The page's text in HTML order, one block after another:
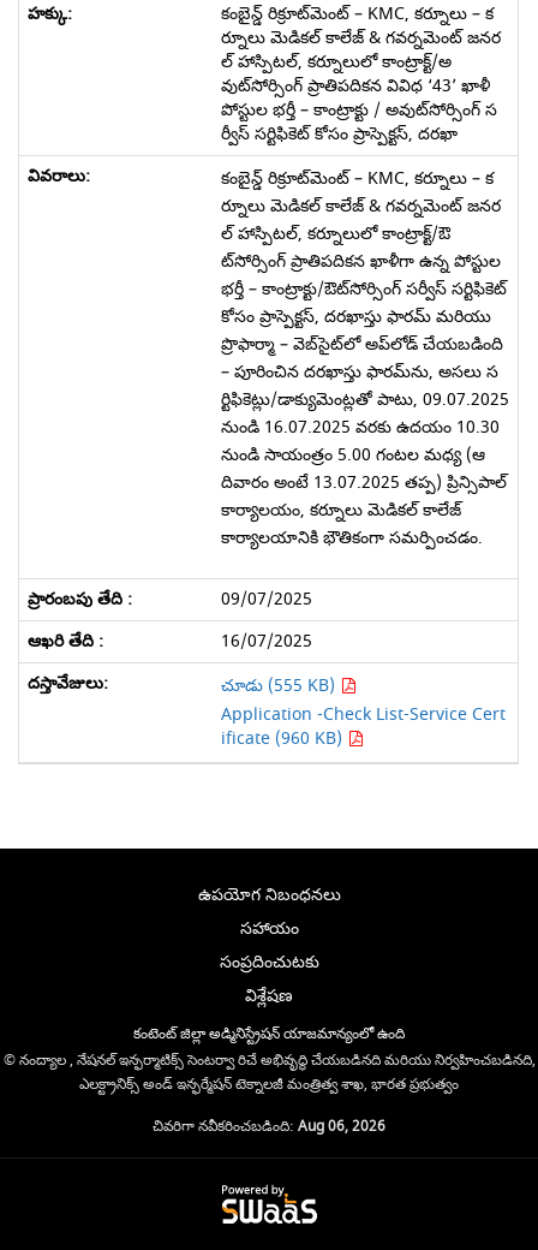
కంబైన్డ్ రిక్రూట్‌మెంట్ – KMC, కర్నూలు – క
ర్నూలు మెడికల్ కాలేజ్ & గవర్నమెంట్ జనర
ల్ హాస్పిటల్, కర్నూలులో కాంట్రాక్ట్/అ
వుట్‌సోర్సింగ్ ప్రాతిపదికన వివిధ ‘43’ ఖాళీ
పోస్టుల భర్తీ – కాంట్రాక్టు / అవుట్‌సోర్సింగ్ స
ర్వీస్ సర్టిఫికెట్ కోసం ప్రాస్పెక్టస్, దరఖా
కంబైన్డ్ రిక్రూట్‌మెంట్ – KMC, కర్నూలు – క
ర్నూలు మెడికల్ కాలేజ్ & గవర్నమెంట్ జనర
ల్ హాస్పిటల్, కర్నూలులో కాంట్రాక్ట్/ఔ
ట్‌సోర్సింగ్ ప్రాతిపదికన ఖాళీగా ఉన్న పోస్టుల
భర్తీ – కాంట్రాక్టు/ఔట్‌సోర్సింగ్ సర్వీస్ సర్టిఫికెట్
కోసం ప్రాస్పెక్టస్, దరఖాస్తు ఫారమ్ మరియు
ప్రొఫార్మా – వెబ్‌సైట్‌లో అప్‌లోడ్ చేయబడింది
– పూరించిన దరఖాస్తు ఫారమ్‌ను, అసలు స
ర్టిఫికెట్లు/డాక్యుమెంట్లతో పాటు, 09.07.2025
నుండి 16.07.2025 వరకు ఉదయం 10.30
నుండి సాయంత్రం 5.00 గంటల మధ్య (ఆ
దివారం అంటే 13.07.2025 తప్ప) ప్రిన్సిపాల్
కార్యాలయం, కర్నూలు మెడికల్ కాలేజ్
కార్యాలయానికి భౌతికంగా సమర్పించడం.
09/07/2025
16/07/2025
చూడు (555 KB)
Application -Check List-Service Cert
ificate (960 KB)
ఉపయోగ నిబంధనలు
సహాయం
సంప్రదించుటకు
విశ్లేషణ
కంటెంట్ జిల్లా అడ్మినిస్ట్రేషన్ యాజమాన్యంలో ఉంది
© నంద్యాల , నేషనల్ ఇన్ఫర్మాటిక్స్ సెంటర్వా రిచే అభివృద్ధి చేయబడినది మరియు నిర్వహించబడినది,
ఎలక్ట్రానిక్స్ అండ్ ఇన్ఫర్మేషన్ టెక్నాలజీ మంత్రిత్వ శాఖ, భారత ప్రభుత్వం
చివరిగా నవీకరించబడింది: Aug 06, 2026